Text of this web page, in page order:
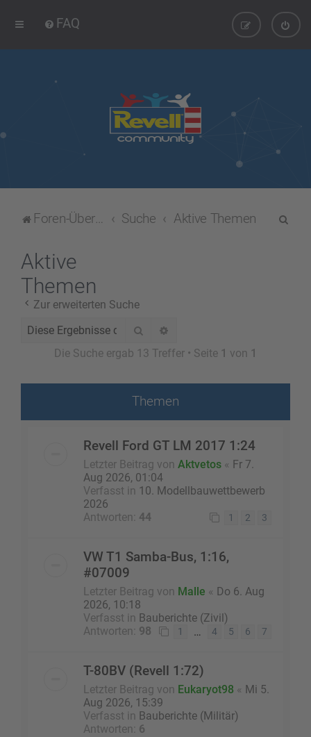
FAQ
Foren-Übersicht Suche Aktive Themen
Aktive
Themen
Zur erweiterten Suche
Suche
Die Suche ergab 13 Treffer • Seite 1 von 1
Themen
Revell Ford GT LM 2017 1:24
Letzter Beitrag von Aktvetos « Fr 7.
Aug 2026, 01:04
Verfasst in 10. Modellbauwettbewerb
2026
Antworten: 44 1 2 3
VW T1 Samba-Bus, 1:16,
#07009
Letzter Beitrag von Malle « Do 6. Aug
2026, 10:18
Verfasst in Bauberichte (Zivil)
Antworten: 98 1 … 4 5 6 7
T-80BV (Revell 1:72)
Letzter Beitrag von Eukaryot98 « Mi 5.
Aug 2026, 15:39
Verfasst in Bauberichte (Militär)
Antworten: 6